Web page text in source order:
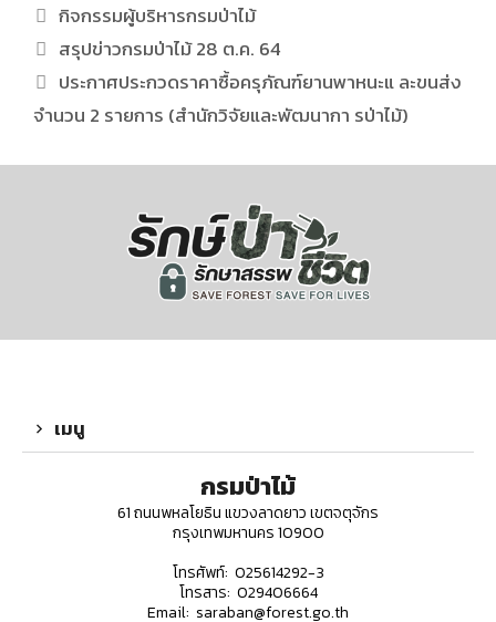
กิจกรรมผู้บริหารกรมป่าไม้
สรุปข่าวกรมป่าไม้ 28 ต.ค. 64
ประกาศประกวดราคาซื้อครุภัณฑ์ยานพาหนะแ ละขนส่ง
จำนวน 2 รายการ (สำนักวิจัยและพัฒนากา รป่าไม้)
เมนู
กรมป่าไม้
61 ถนนพหลโยธิน แขวงลาดยาว เขตจตุจักร
กรุงเทพมหานคร 10900
โทรศัพท์: 025614292-3
โทรสาร: 029406664
Email: saraban@forest.go.th